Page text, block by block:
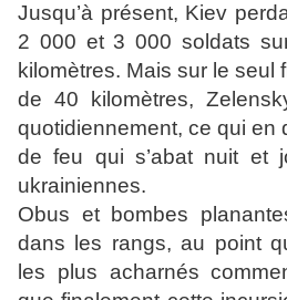
Jusqu’à présent, Kiev
2 000 et 3 000 soldats
kilomètres. Mais sur le seul
de 40 kilomètres,
quotidiennement, ce qui en
de feu qui s’abat nuit et
ukrainiennes.
Obus et bombes
dans les rangs, au point
les plus acharnés